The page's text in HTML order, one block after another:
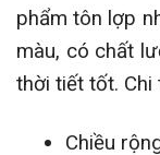
phẩm tôn lợp
màu, có chất
thời tiết tốt. Chi
Chiều